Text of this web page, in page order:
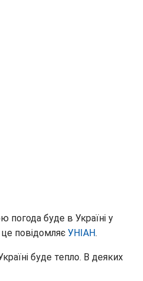
погода буде в Україні у
повідомляє УНІАН.
буде тепло. В деяких